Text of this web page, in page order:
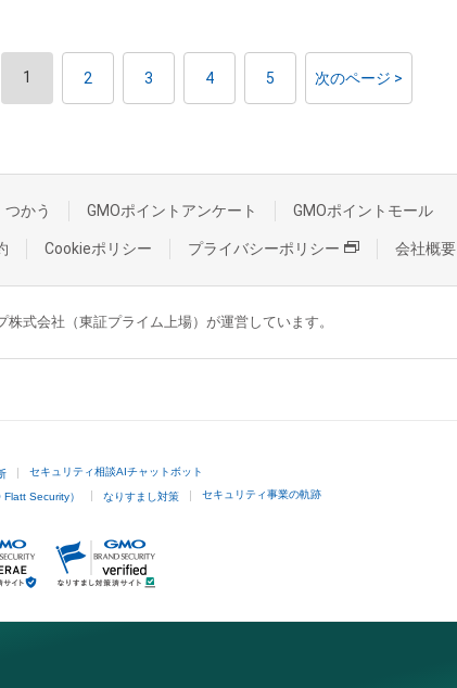
1 2 3 4 5 次のページ >
つかう GMOポイントアンケート GMOポイントモール
Cookieポリシー プライバシーポリシー 会社概要
株式会社（東証プライム上場）が運営しています。
セキュリティ相談AIチャットボット
Security） なりすまし対策 セキュリティ事業の軌跡